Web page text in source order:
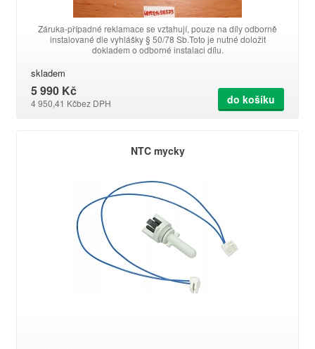
Záruka-případné reklamace se vztahují, pouze na díly odborně
instalované dle vyhlášky § 50/78 Sb.Toto je nutné doložit
dokladem o odborné instalaci dílu.
skladem
5 990 Kč
4 950,41 Kčbez DPH do košíku
NTC mycky